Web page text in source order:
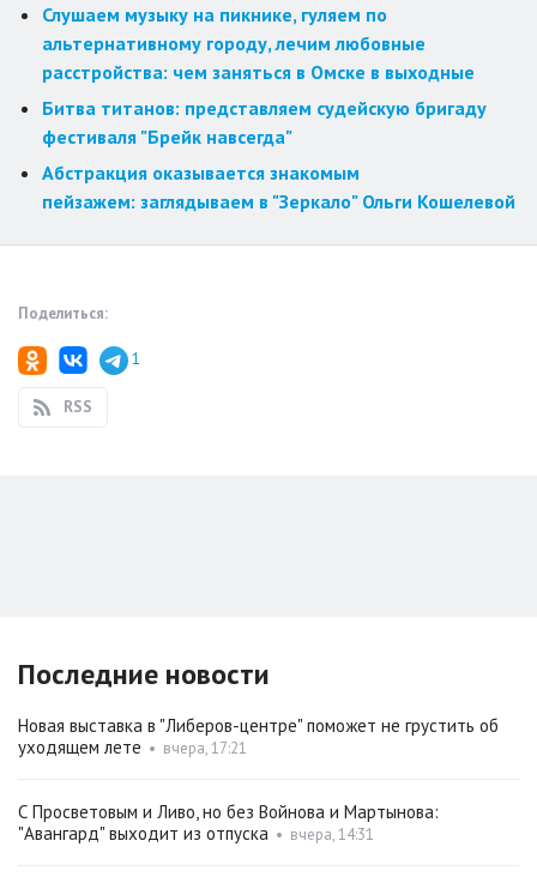
Слушаем музыку на пикнике, гуляем по
альтернативному городу, лечим любовные
расстройства: чем заняться в Омске в выходные
Битва титанов: представляем судейскую бригаду
фестиваля "Брейк навсегда"
Абстракция оказывается знакомым
пейзажем: заглядываем в "Зеркало" Ольги Кошелевой
Поделиться:
1
RSS
Последние новости
Новая выставка в "Либеров-центре" поможет не грустить об
уходящем лете • вчера, 17:21
С Просветовым и Ливо, но без Войнова и Мартынова:
"Авангард" выходит из отпуска • вчера, 14:31